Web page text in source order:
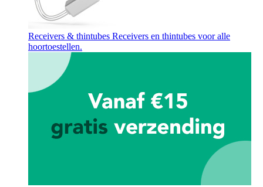
Receivers & thintubes Receivers en thintubes voor alle
hoortoestellen.